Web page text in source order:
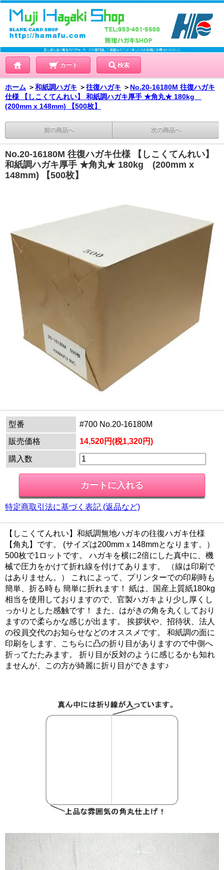
カート 検索
ホーム ＞和紙調ハガキ ＞往復ハガキ ＞ No.20-16180M 往復ハガキ
仕様 【しこくてんれい】 和紙調ハガキ厚手 ★角丸★ 180kg
(200mm x 148mm) 【500枚】
前の商品へ 次の商品へ
No.20-16180M 往復ハガキ仕様 【しこくてんれい】
和紙調ハガキ厚手 ★角丸★ 180kg (200mm x
148mm) 【500枚】
型番
#700 No.20-16180M
販売価格
14,520円(税1,320円)
購入数
特定商取引法に基づく表記 (返品など)
【しこくてんれい】和紙調無地ハガキの往復ハガキ仕様
【角丸】です。 (サイズは200mmｘ148mmとなります。）
500枚で1ロットです。 ハガキを横に2倍にした真中に、機
械で圧力をかけて折れ線を付けてあります。 （線は印刷で
はありません。） これによって、プリンターでの印刷時も
簡単、折る時も 簡単に折れます！ 紙は、国産上質紙180kg
相当を使用しておりますので、官製ハガキより少し厚くし
っかりとした感触です！ また、はがきの角を丸くしており
ますので柔らかな感じが出ます。 挨拶状や、招待状、法人
の役員交代のお知らせなどのオススメです。 和紙調の面に
印刷をします、こちらに凸の折り目がありますので中側へ
折ってたたみます。 折り目が反対のように感じるかも知れ
ませんが、この方が綺麗に折り目ができます♪